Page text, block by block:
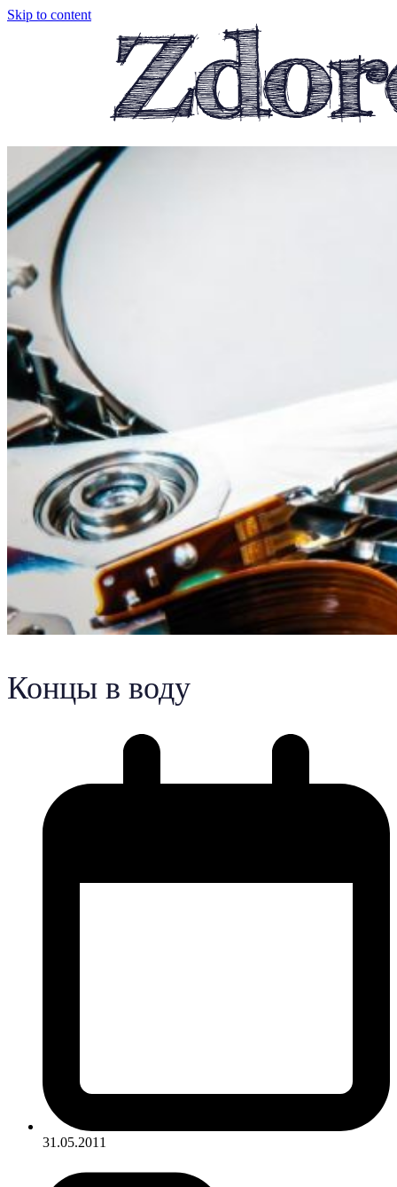
Skip to content
Концы в воду
31.05.2011